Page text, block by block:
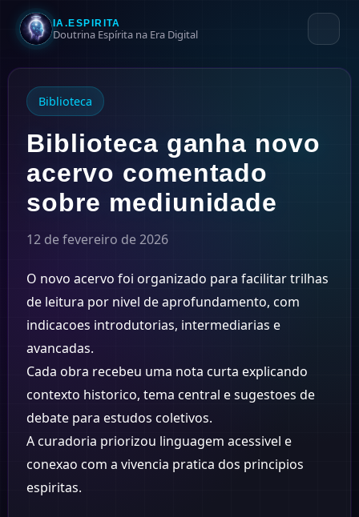
IA.ESPIRITA
Doutrina Espírita na Era Digital
Biblioteca
Biblioteca ganha novo
acervo comentado
sobre mediunidade
12 de fevereiro de 2026
O novo acervo foi organizado para facilitar trilhas
de leitura por nivel de aprofundamento, com
indicacoes introdutorias, intermediarias e
avancadas.
Cada obra recebeu uma nota curta explicando
contexto historico, tema central e sugestoes de
debate para estudos coletivos.
A curadoria priorizou linguagem acessivel e
conexao com a vivencia pratica dos principios
espiritas.